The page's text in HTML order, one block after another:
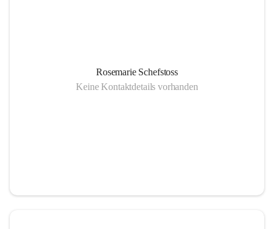
Rosemarie Schefstoss
Keine Kontaktdetails vorhanden